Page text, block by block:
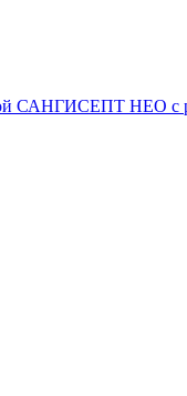
САНГИСЕПТ НЕО с